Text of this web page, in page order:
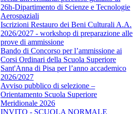
26h-Dipartimento di Scienze e Tecnologie
Aerospaziali
Iscrizioni Restauro dei Beni Culturali A.A.
2026/2027 - workshop di preparazione alle
prove di ammissione
Bando di Concorso per l’ammissione ai
Corsi Ordinari della Scuola Superiore
Sant'Anna di Pisa per l’anno accademico
2026/2027
Avviso pubblico di selezione –
Orientamento Scuola Superiore
Meridionale 2026
INVITO - SCUOLA NORMALE